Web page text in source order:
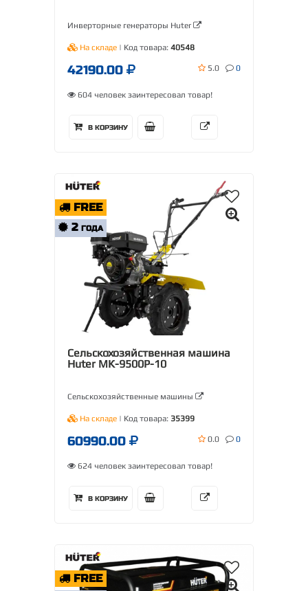
Инверторные генераторы Huter
На складе | Код товара: 40548
42190.00 5.0 0
604 человек заинтересовал товар!
В КОРЗИНУ
FREE
2 ГОДА
Сельскохозяйственная машина
Huter МК-9500P-10
Сельскохозяйственные машины
На складе | Код товара: 35399
60990.00 0.0 0
624 человек заинтересовал товар!
В КОРЗИНУ
FREE